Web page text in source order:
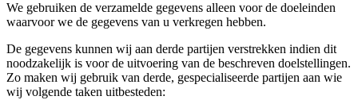
We gebruiken de verzamelde gegevens alleen voor de doeleinden
waarvoor we de gegevens van u verkregen hebben.
De gegevens kunnen wij aan derde partijen verstrekken indien dit
noodzakelijk is voor de uitvoering van de beschreven doelstellingen.
Zo maken wij gebruik van derde, gespecialiseerde partijen aan wie
wij volgende taken uitbesteden: